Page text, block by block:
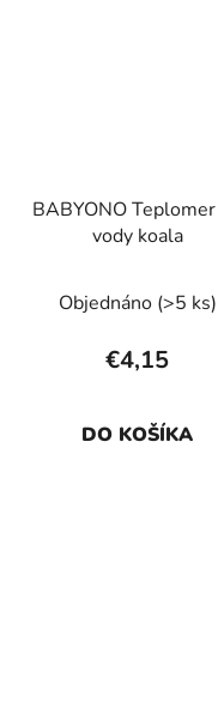
BABYONO
vody koala
Objednáno (>5 ks)
€4,15
DO KOŠÍKA